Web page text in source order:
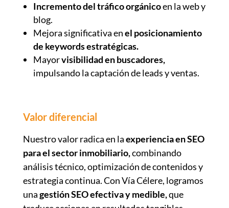
Incremento del tráfico orgánicoen la web y
blog.
Mejora significativa enel posicionamiento
de keywords estratégicas.
Mayorvisibilidad en buscadores,
impulsando la captación de leads y ventas.
Valor diferencial
Nuestro valor radica en laexperiencia en SEO
para el sector inmobiliario,combinando
análisis técnico, optimización de contenidos y
estrategia continua. Con Vía Célere, logramos
unagestión SEO efectiva y medible,que